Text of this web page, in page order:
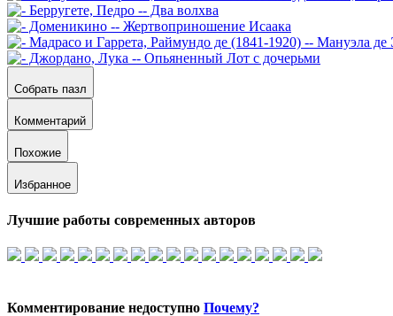
Собрать пазл
Комментарий
Похожие
Избранное
Лучшие работы современных авторов
Комментирование недоступно Почему?